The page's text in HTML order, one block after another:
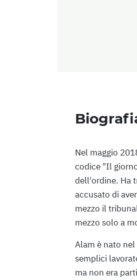
Nel maggio
codice "Il
dell'ordine. Ha
accusato di
mezzo il
mezzo solo a
Alam è nato
semplici
ma non era